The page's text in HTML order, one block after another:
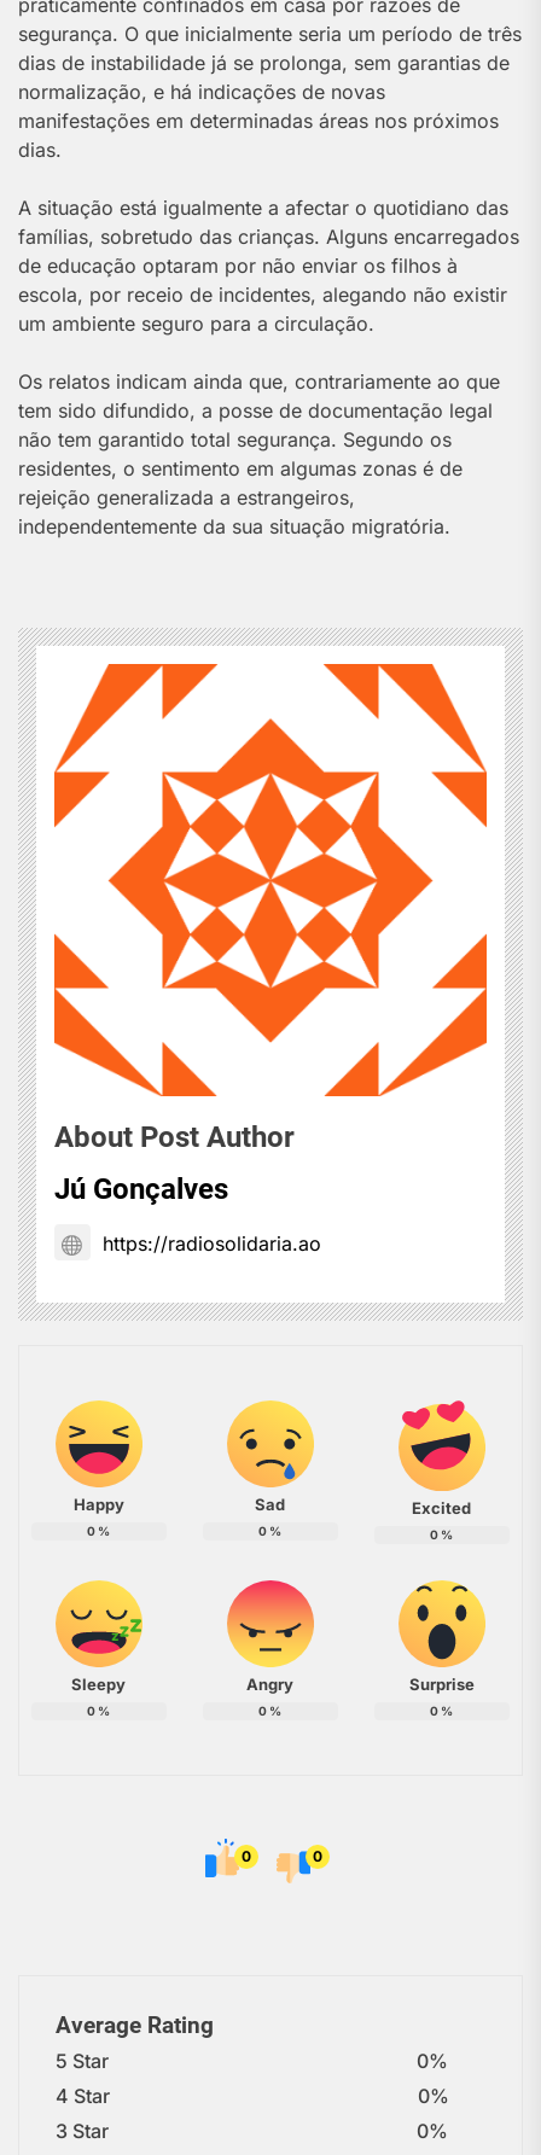
praticamente confinados em casa por razões de
segurança. O que inicialmente seria um período de três
dias de instabilidade já se prolonga, sem garantias de
normalização, e há indicações de novas
manifestações em determinadas áreas nos próximos
dias.
A situação está igualmente a afectar o quotidiano das
famílias, sobretudo das crianças. Alguns encarregados
de educação optaram por não enviar os filhos à
escola, por receio de incidentes, alegando não existir
um ambiente seguro para a circulação.
Os relatos indicam ainda que, contrariamente ao que
tem sido difundido, a posse de documentação legal
não tem garantido total segurança. Segundo os
residentes, o sentimento em algumas zonas é de
rejeição generalizada a estrangeiros,
independentemente da sua situação migratória.
About Post Author
Jú Gonçalves
https://radiosolidaria.ao
Happy
0 %
Sad
0 %
Excited
0 %
Sleepy
0 %
Angry
0 %
Surprise
0 %
0 0
Average Rating
5 Star
0%
4 Star
0%
3 Star
0%